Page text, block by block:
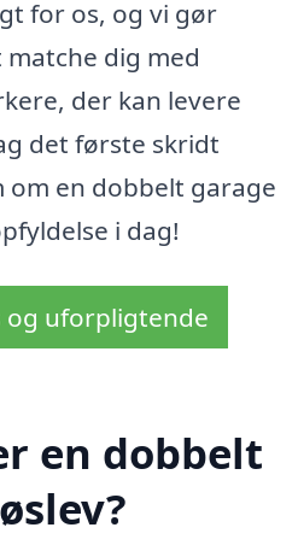
for os, og vi gør
dig med
der kan levere
det første skridt
om en dobbelt garage
i dag!
og uforpligtende
en dobbelt